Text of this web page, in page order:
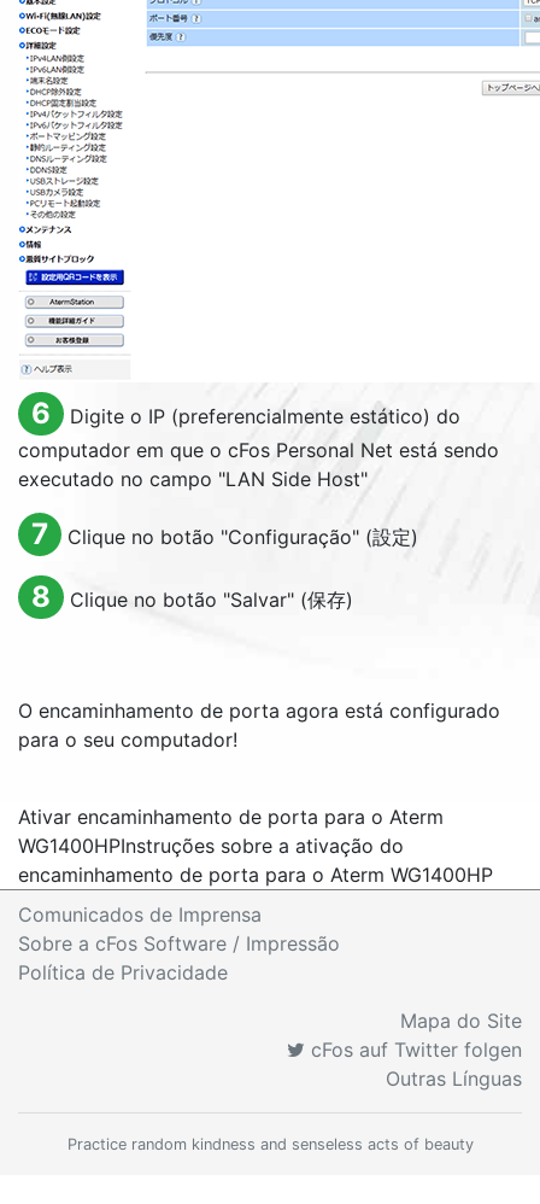
6
Digite o IP (preferencialmente estático) do
computador em que o cFos Personal Net está sendo
executado no campo "LAN Side Host"
7 Clique no botão "Configuração" (設定)
8 Clique no botão "Salvar" (保存)
O encaminhamento de porta agora está configurado
para o seu computador!
Ativar encaminhamento de porta para o Aterm
WG1400HPInstruções sobre a ativação do
encaminhamento de porta para o Aterm WG1400HP
Comunicados de Imprensa
Sobre a cFos Software / Impressão
Política de Privacidade
Mapa do Site
cFos auf Twitter folgen
Outras Línguas
Practice random kindness and senseless acts of beauty